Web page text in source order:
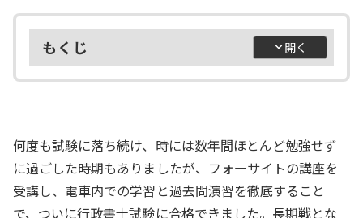
もくじ
何度も試験に落ち続け、時には数年間ほとんど勉強せず
に過ごした時期もありましたが、フォーサイトの講座を
受講し、電車内での学習と過去問演習を徹底すること
で、ついに行政書士試験に合格できました。長期戦とな